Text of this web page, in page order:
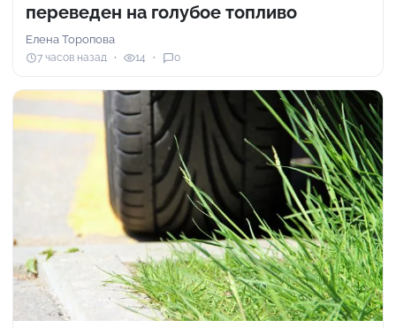
переведен на голубое топливо
Елена Торопова
7 часов назад 14 0